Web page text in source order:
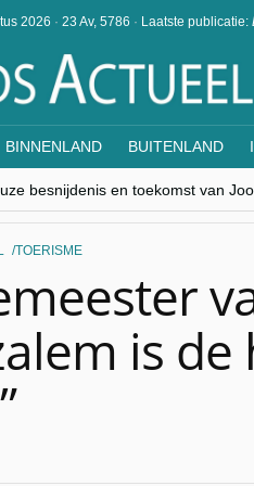
2026 · 23 Av, 5786 · Laatste publicatie:
BINNENLAND BUITENLAND
besnijdenis en toekomst van
toont hoe moeilijk
| ROEMENIË – Boekarest: de
zit elke Jood in België op de
TOERISME
is